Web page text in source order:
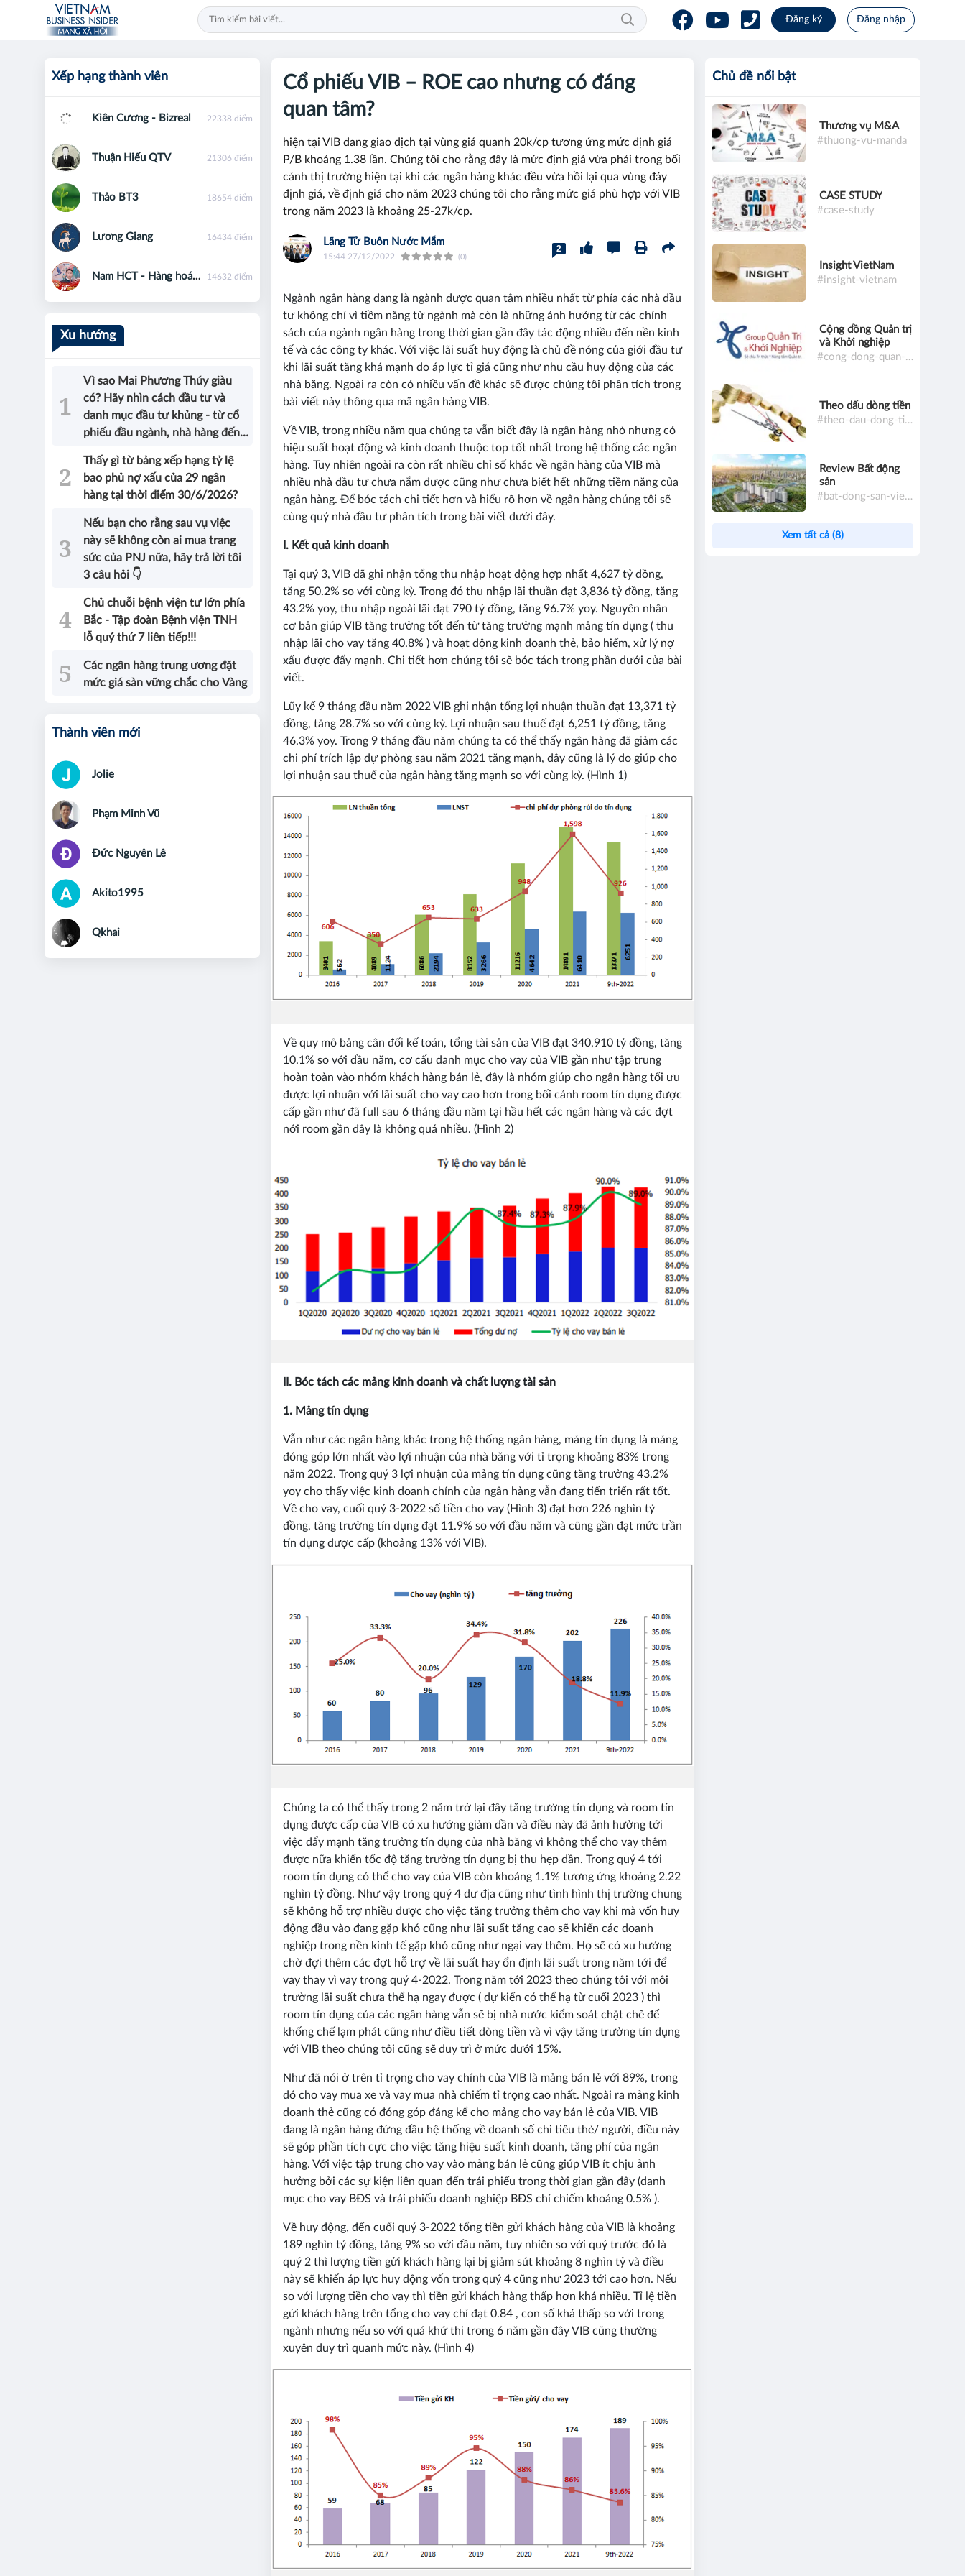
Đăng ký Đăng nhập
Cổ phiếu VIB – ROE cao nhưng có đáng
quan tâm?
hiện tại VIB đang giao dịch tại vùng giá quanh 20k/cp tương ứng mức định giá
P/B khoảng 1.38 lần. Chúng tôi cho rằng đây là mức định giá vừa phải trong bối
cảnh thị trường hiện tại khi các ngân hàng khác đều vừa hồi lại qua vùng đáy
định giá, về định giá cho năm 2023 chúng tôi cho rằng mức giá phù hợp với VIB
trong năm 2023 là khoảng 25-27k/cp.
Lãng Tử Buôn Nước Mắm
15:44 27/12/2022 (0)
2
Ngành ngân hàng đang là ngành được quan tâm nhiều nhất từ phía các nhà đầu
tư không chỉ vì tiềm năng từ ngành mà còn là những ảnh hưởng từ các chính
sách của ngành ngân hàng trong thời gian gần đây tác động nhiều đến nền kinh
tế và các công ty khác. Với việc lãi suất huy động là chủ đề nóng của giới đầu tư
khi lãi suất tăng khá mạnh do áp lực tỉ giá cũng như nhu cầu huy động của các
nhà băng. Ngoài ra còn có nhiều vấn đề khác sẽ được chúng tôi phân tích trong
bài viết này thông qua mã ngân hàng VIB.
Về VIB, trong nhiều năm qua chúng ta vẫn biết đây là ngân hàng nhỏ nhưng có
hiệu suất hoạt động và kinh doanh thuộc top tốt nhất trong hệ thống các ngân
hàng. Tuy nhiên ngoài ra còn rất nhiều chỉ số khác về ngân hàng của VIB mà
nhiều nhà đầu tư chưa nắm được cũng như chưa biết hết những tiềm năng của
ngân hàng. Để bóc tách chi tiết hơn và hiểu rõ hơn về ngân hàng chúng tôi sẽ
cùng quý nhà đầu tư phân tích trong bài viết dưới đây.
I. Kết quả kinh doanh
Tại quý 3, VIB đã ghi nhận tổng thu nhập hoạt động hợp nhất 4,627 tỷ đồng,
tăng 50.2% so với cùng kỳ. Trong đó thu nhập lãi thuần đạt 3,836 tỷ đồng, tăng
43.2% yoy, thu nhập ngoài lãi đạt 790 tỷ đồng, tăng 96.7% yoy. Nguyên nhân
cơ bản giúp VIB tăng trưởng tốt đến từ tăng trưởng mạnh mảng tín dụng ( thu
nhập lãi cho vay tăng 40.8% ) và hoạt động kinh doanh thẻ, bảo hiểm, xử lý nợ
xấu được đẩy mạnh. Chi tiết hơn chúng tôi sẽ bóc tách trong phần dưới của bài
viết.
Lũy kế 9 tháng đầu năm 2022 VIB ghi nhận tổng lợi nhuận thuần đạt 13,371 tỷ
đồng, tăng 28.7% so với cùng kỳ. Lợi nhuận sau thuế đạt 6,251 tỷ đồng, tăng
46.3% yoy. Trong 9 tháng đầu năm chúng ta có thể thấy ngân hàng đã giảm các
chi phí trích lập dự phòng sau năm 2021 tăng mạnh, đây cũng là lý do giúp cho
lợi nhuận sau thuế của ngân hàng tăng mạnh so với cùng kỳ. (Hình 1)
Về quy mô bảng cân đối kế toán, tổng tài sản của VIB đạt 340,910 tỷ đồng, tăng
10.1% so với đầu năm, cơ cấu danh mục cho vay của VIB gần như tập trung
hoàn toàn vào nhóm khách hàng bán lẻ, đây là nhóm giúp cho ngân hàng tối ưu
được lợi nhuận với lãi suất cho vay cao hơn trong bối cảnh room tín dụng được
cấp gần như đã full sau 6 tháng đầu năm tại hầu hết các ngân hàng và các đợt
nới room gần đây là không quá nhiều. (Hình 2)
II. Bóc tách các mảng kinh doanh và chất lượng tài sản
1. Mảng tín dụng
Vẫn như các ngân hàng khác trong hệ thống ngân hàng, mảng tín dụng là mảng
đóng góp lớn nhất vào lợi nhuận của nhà băng với tỉ trọng khoảng 83% trong
năm 2022. Trong quý 3 lợi nhuận của mảng tín dụng cũng tăng trưởng 43.2%
yoy cho thấy việc kinh doanh chính của ngân hàng vẫn đang tiến triển rất tốt.
Về cho vay, cuối quý 3-2022 số tiền cho vay (Hình 3) đạt hơn 226 nghìn tỷ
đồng, tăng trưởng tín dụng đạt 11.9% so với đầu năm và cũng gần đạt mức trần
tín dụng được cấp (khoảng 13% với VIB).
Chúng ta có thể thấy trong 2 năm trở lại đây tăng trưởng tín dụng và room tín
dụng được cấp của VIB có xu hướng giảm dần và điều này đã ảnh hưởng tới
việc đẩy mạnh tăng trưởng tín dụng của nhà băng vì không thể cho vay thêm
được nữa khiến tốc độ tăng trưởng tín dụng bị thu hẹp dần. Trong quý 4 tới
room tín dụng có thể cho vay của VIB còn khoảng 1.1% tương ứng khoảng 2.22
nghìn tỷ đồng. Như vậy trong quý 4 dư địa cũng như tình hình thị trường chung
sẽ không hỗ trợ nhiều được cho việc tăng trưởng thêm cho vay khi mà vốn huy
động đầu vào đang gặp khó cũng như lãi suất tăng cao sẽ khiến các doanh
nghiệp trong nền kinh tế gặp khó cũng như ngại vay thêm. Họ sẽ có xu hướng
chờ đợi thêm các đợt hỗ trợ về lãi suất hay ổn định lãi suất trong năm tới để
vay thay vì vay trong quý 4-2022. Trong năm tới 2023 theo chúng tôi với môi
trường lãi suất chưa thể hạ ngay được ( dự kiến có thể hạ từ cuối 2023 ) thì
room tín dụng của các ngân hàng vẫn sẽ bị nhà nước kiểm soát chặt chẽ để
khống chế lạm phát cũng như điều tiết dòng tiền và vì vậy tăng trưởng tín dụng
với VIB theo chúng tôi cũng sẽ duy trì ở mức dưới 15%.
Như đã nói ở trên tỉ trọng cho vay chính của VIB là mảng bán lẻ với 89%, trong
đó cho vay mua xe và vay mua nhà chiếm tỉ trọng cao nhất. Ngoài ra mảng kinh
doanh thẻ cũng có đóng góp đáng kể cho mảng cho vay bán lẻ của VIB. VIB
đang là ngân hàng đứng đầu hệ thống về doanh số chi tiêu thẻ/ người, điều này
sẽ góp phần tích cực cho việc tăng hiệu suất kinh doanh, tăng phí của ngân
hàng. Với việc tập trung cho vay vào mảng bán lẻ cũng giúp VIB ít chịu ảnh
hưởng bởi các sự kiện liên quan đến trái phiếu trong thời gian gần đây (danh
mục cho vay BĐS và trái phiếu doanh nghiệp BĐS chỉ chiếm khoảng 0.5% ).
Về huy động, đến cuối quý 3-2022 tổng tiền gửi khách hàng của VIB là khoảng
189 nghìn tỷ đồng, tăng 9% so với đầu năm, tuy nhiên so với quý trước đó là
quý 2 thì lượng tiền gửi khách hàng lại bị giảm sút khoảng 8 nghìn tỷ và điều
này sẽ khiến áp lực huy động vốn trong quý 4 cũng như 2023 tới cao hơn. Nếu
so với lượng tiền cho vay thì tiền gửi khách hàng thấp hơn khá nhiều. Tỉ lệ tiền
gửi khách hàng trên tổng cho vay chỉ đạt 0.84 , con số khá thấp so với trong
ngành nhưng nếu so với quá khứ thi trong 6 năm gần đây VIB cũng thường
xuyên duy trì quanh mức này. (Hình 4)
Xếp hạng thành viên
Kiên Cương - Bizreal 22338 điểm
Thuận Hiếu QTV 21306 điểm
Thảo BT3 18654 điểm
Lương Giang 16434 điểm
Nam HCT - Hàng hoá phái sinh - 0867091553 14632 điểm
Xu hướng
Vì sao Mai Phương Thúy giàu
có? Hãy nhìn cách đầu tư và
danh mục đầu tư khủng - từ cổ
phiếu đầu ngành, nhà hàng đến
được câu trả lời!
Thấy gì từ bảng xếp hạng tỷ lệ
bao phủ nợ xấu của 29 ngân
hàng tại thời điểm 30/6/2026?
Nếu bạn cho rằng sau vụ việc
này sẽ không còn ai mua trang
sức của PNJ nữa, hãy trả lời tôi
3 câu hỏi 👇
Chủ chuỗi bệnh viện tư lớn phía
Bắc - Tập đoàn Bệnh viện TNH
lỗ quý thứ 7 liên tiếp!!!
Các ngân hàng trung ương đặt
mức giá sàn vững chắc cho Vàng
Thành viên mới
Jolie
Phạm Minh Vũ
Đức Nguyên Lê
Akito1995
Qkhai
Chủ đề nổi bật
Thương vụ M&A
#thuong-vu-manda
CASE STUDY
#case-study
Insight VietNam
#insight-vietnam
Cộng đồng Quản trị
và Khởi nghiệp
#cong-dong-quan-tri-va-khoi-nghiep
Theo dấu dòng tiền
#theo-dau-dong-tien
Review Bất động
sản
#bat-dong-san-viet-nam
Xem tất cả (8)